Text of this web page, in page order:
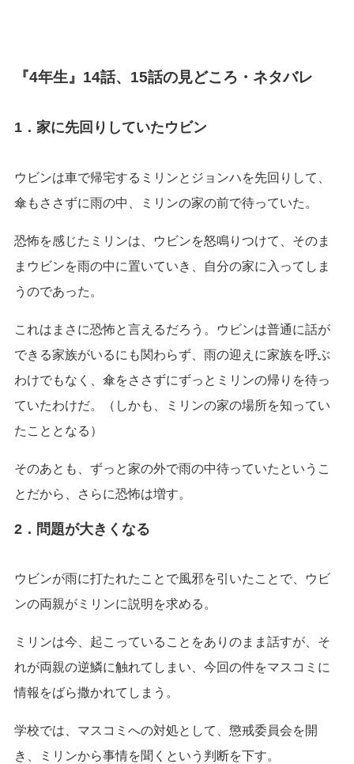
『4年生』14話、15話の見どころ・ネタバレ
1．家に先回りしていたウビン
ウビンは車で帰宅するミリンとジョンハを先回りして、
傘もささずに雨の中、ミリンの家の前で待っていた。
恐怖を感じたミリンは、ウビンを怒鳴りつけて、そのま
まウビンを雨の中に置いていき、自分の家に入ってしま
うのであった。
これはまさに恐怖と言えるだろう。ウビンは普通に話が
できる家族がいるにも関わらず、雨の迎えに家族を呼ぶ
わけでもなく、傘をささずにずっとミリンの帰りを待っ
ていたわけだ。（しかも、ミリンの家の場所を知ってい
たこととなる）
そのあとも、ずっと家の外で雨の中待っていたというこ
とだから、さらに恐怖は増す。
2．問題が大きくなる
ウビンが雨に打たれたことで風邪を引いたことで、ウビ
ンの両親がミリンに説明を求める。
ミリンは今、起こっていることをありのまま話すが、そ
れが両親の逆鱗に触れてしまい、今回の件をマスコミに
情報をばら撒かれてしまう。
学校では、マスコミへの対処として、懲戒委員会を開
き、ミリンから事情を聞くという判断を下す。